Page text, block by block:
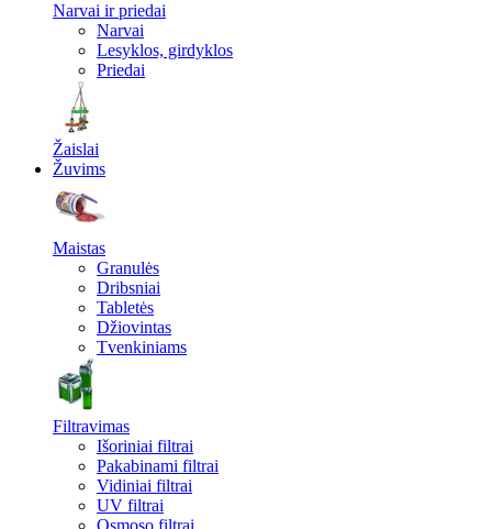
Narvai ir priedai
Narvai
Lesyklos, girdyklos
Priedai
Žaislai
Žuvims
Maistas
Granulės
Dribsniai
Tabletės
Džiovintas
Tvenkiniams
Filtravimas
Išoriniai filtrai
Pakabinami filtrai
Vidiniai filtrai
UV filtrai
Osmoso filtrai